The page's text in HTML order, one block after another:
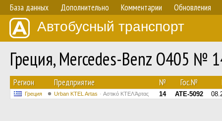
База данных Дополнительно Комментарии Обновления
Автобусный транспорт
Греция, Mercedes-Benz O405 №
Регион Предприятие № Гос.№
Греция Urban KTEL Artas Αστικό ΚΤΕΛ Άρτας 14 ATE-5092